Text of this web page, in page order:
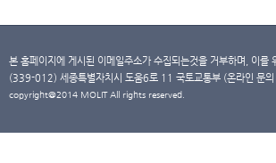
본 홈페이지에 게시된 이메일주소가 수집되는것을 거부하며, 이
(339-012) 세종특별자치시 도움6로 11 국토교통부 (온라인
copyright@2014 MOLIT All rights reserved.